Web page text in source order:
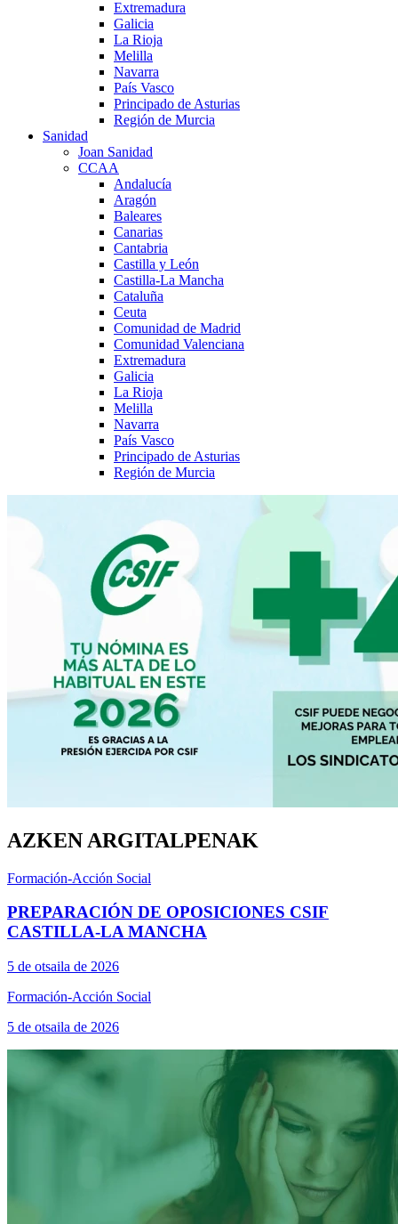
Extremadura
Galicia
La Rioja
Melilla
Navarra
País Vasco
Principado de Asturias
Región de Murcia
Sanidad
Joan Sanidad
CCAA
Andalucía
Aragón
Baleares
Canarias
Cantabria
Castilla y León
Castilla-La Mancha
Cataluña
Ceuta
Comunidad de Madrid
Comunidad Valenciana
Extremadura
Galicia
La Rioja
Melilla
Navarra
País Vasco
Principado de Asturias
Región de Murcia
AZKEN ARGITALPENAK
Formación-Acción Social
PREPARACIÓN DE OPOSICIONES CSIF
CASTILLA-LA MANCHA
5 de otsaila de 2026
Formación-Acción Social
5 de otsaila de 2026